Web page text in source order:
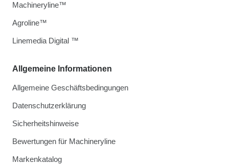
Allgemeine Informationen
Allgemeine Geschäftsbedingungen
Datenschutzerklärung
Sicherheitshinweise
Bewertungen für Machineryline
Markenkatalog
Machineryline™
Agroline™
Linemedia Digital ™